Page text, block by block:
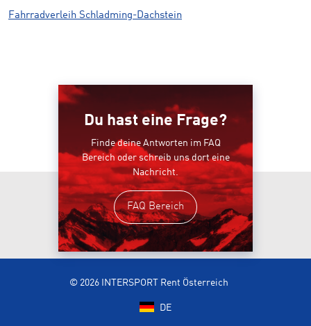
Fahrradverleih Schladming-Dachstein
Du hast eine Frage?
Finde deine Antworten im FAQ
Bereich oder schreib uns dort eine
Nachricht.
FAQ Bereich
© 2026 INTERSPORT Rent Österreich
DE